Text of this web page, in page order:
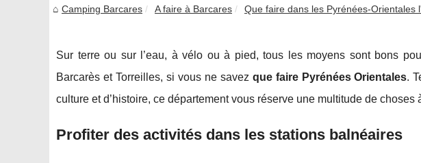
Camping Barcares A faire à Barcares Que faire dans les Pyrénées-Orientales
Sur terre ou sur l’eau, à vélo ou à pied, tous les moyens sont bons
Barcarès et Torreilles, si vous ne savez que faire Pyrénées Orientales.
culture et d’histoire, ce département vous réserve une multitude de
Profiter des activités dans les stations balnéaires